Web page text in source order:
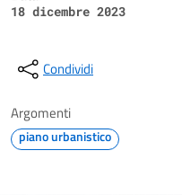
18 dicembre 2023
Condividi
Argomenti
piano urbanistico